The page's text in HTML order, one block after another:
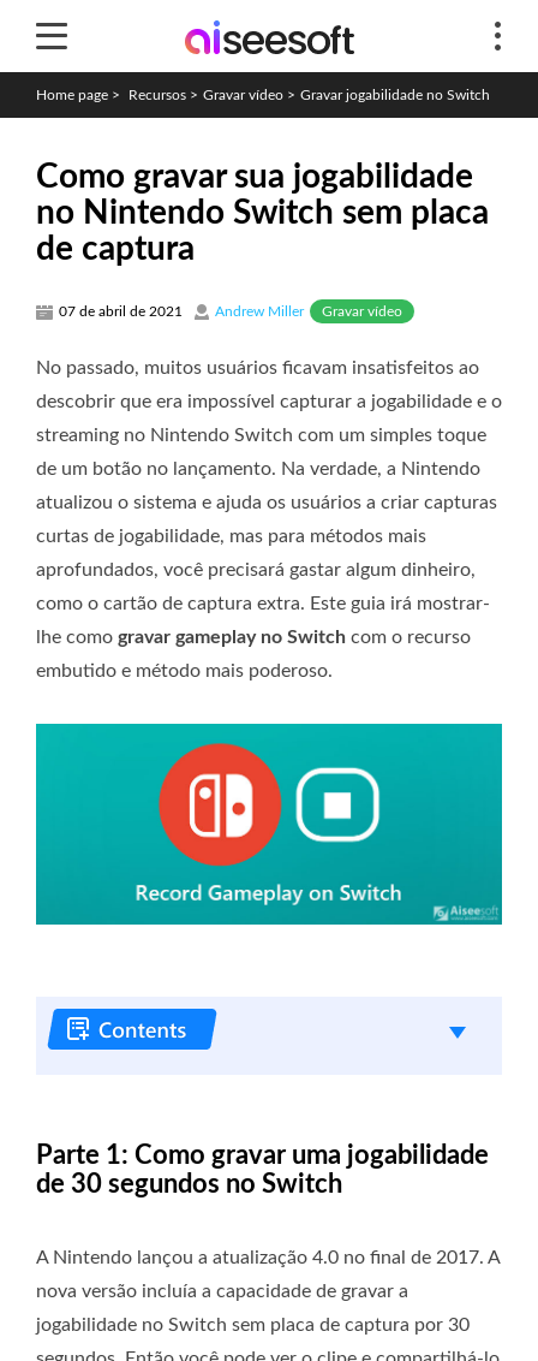
Home page > Recursos > Gravar vídeo > Gravar jogabilidade no Switch
Como gravar sua jogabilidade
no Nintendo Switch sem placa
de captura
07 de abril de 2021 Andrew Miller Gravar vídeo
No passado, muitos usuários ficavam insatisfeitos ao
descobrir que era impossível capturar a jogabilidade e o
streaming no Nintendo Switch com um simples toque
de um botão no lançamento. Na verdade, a Nintendo
atualizou o sistema e ajuda os usuários a criar capturas
curtas de jogabilidade, mas para métodos mais
aprofundados, você precisará gastar algum dinheiro,
como o cartão de captura extra. Este guia irá mostrar-
lhe como gravar gameplay no Switch com o recurso
embutido e método mais poderoso.
Parte 1: Como gravar uma jogabilidade
de 30 segundos no Switch
A Nintendo lançou a atualização 4.0 no final de 2017. A
nova versão incluía a capacidade de gravar a
jogabilidade no Switch sem placa de captura por 30